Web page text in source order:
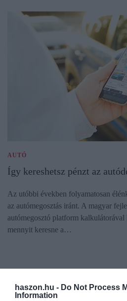
haszon.hu - Do Not Process
Information
AUTÓ
Így kereshetsz pénzt az
Az utóbbi években folyamatosan
az autómegosztás iránt. A magyar
autómegosztó platform
mennyit keresne a…